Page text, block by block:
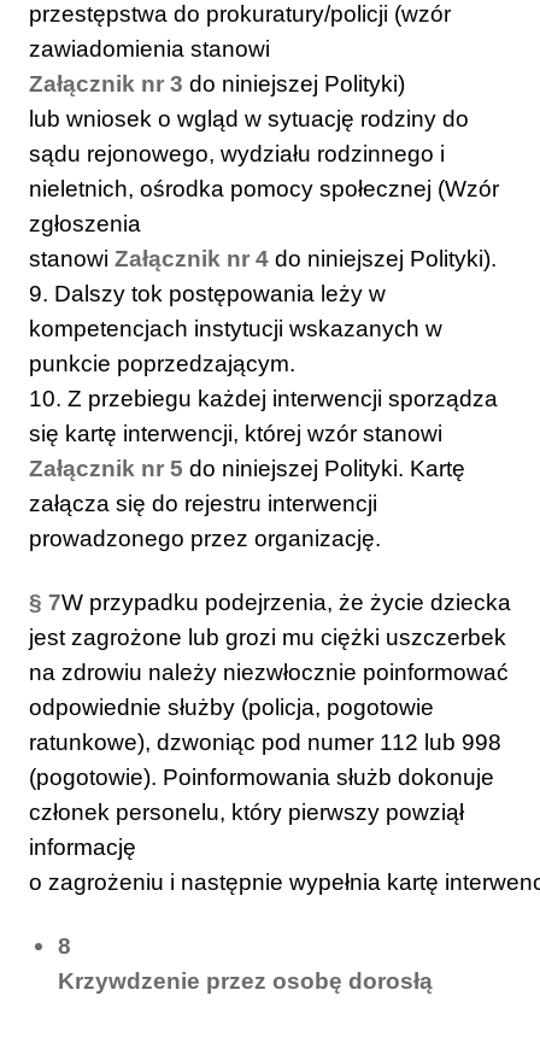
przestępstwa do prokuratury/policji (wzór
zawiadomienia stanowi
Załącznik nr 3 do niniejszej Polityki)
lub wniosek o wgląd w sytuację rodziny do
sądu rejonowego, wydziału rodzinnego i
nieletnich, ośrodka pomocy społecznej (Wzór
zgłoszenia
stanowi Załącznik nr 4 do niniejszej Polityki).
9. Dalszy tok postępowania leży w
kompetencjach instytucji wskazanych w
punkcie poprzedzającym.
10. Z przebiegu każdej interwencji sporządza
się kartę interwencji, której wzór stanowi
Załącznik nr 5 do niniejszej Polityki. Kartę
załącza się do rejestru interwencji
prowadzonego przez organizację.
§ 7W przypadku podejrzenia, że życie dziecka
jest zagrożone lub grozi mu ciężki uszczerbek
na zdrowiu należy niezwłocznie poinformować
odpowiednie służby (policja, pogotowie
ratunkowe), dzwoniąc pod numer 112 lub 998
(pogotowie). Poinformowania służb dokonuje
członek personelu, który pierwszy powziął
informację
o zagrożeniu i następnie wypełnia kartę
8
Krzywdzenie przez osobę dorosłą